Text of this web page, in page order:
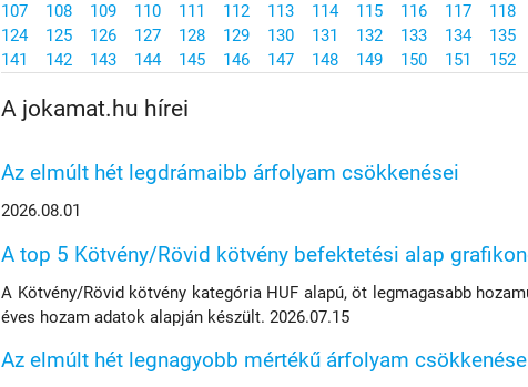
107
108 109 110 111 112 113 114 115 116 117 118
124
125 126 127 128 129 130 131 132 133 134 135
141
142 143 144 145 146 147 148 149 150 151 152
A jokamat.hu hírei
Az elmúlt hét legdrámaibb árfolyam csökkenései
2026.08.01
A top 5 Kötvény/Rövid kötvény befektetési alap
A Kötvény/Rövid kötvény kategória HUF alapú, öt legmagasabb
éves hozam adatok alapján készült. 2026.07.15
Az elmúlt hét legnagyobb mértékű árfolyam